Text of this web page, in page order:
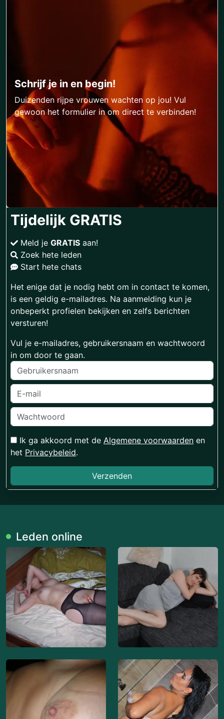
Schrijf je in en begin!
Duizenden rijpe vrouwen wachten op jou! Vul
gewoon het formulier in om direct te verbinden!
Tijdelijk GRATIS
Meld je GRATIS aan!
Zoek hete leden
Start hete chats
Het enige dat je nodig hebt om in contact te komen,
is een geldig e-mailadres. Na aanmelding kun je
onbeperkt profielen bekijken en zelfs berichten
versturen!
Vul je e-mailadres, gebruikersnaam en wachtwoord
in om door te gaan.
Ik ga akkoord met de Algemene voorwaarden en
het Privacybeleid.
Verzenden
Leden online